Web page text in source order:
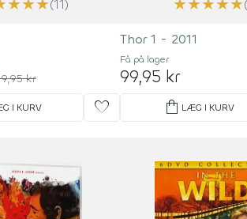
★★★(11)
kr
I KURV favorite
★★★★★
Thor 1 - 2011
Få på lager
99,95 kr
shopping_bag LÆG I KURV